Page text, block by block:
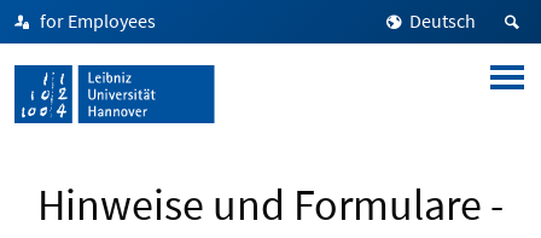
for Employees Deutsch
Hinweise und Formulare -